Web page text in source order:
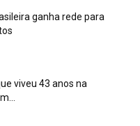
ganha rede para
viveu 43 anos na